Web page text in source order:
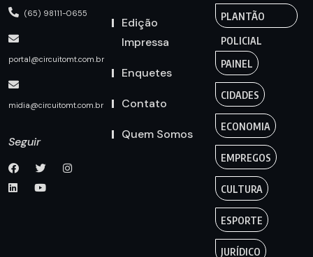
(65) 98111-0655
portal@circuitomt.com.br
midia@circuitomt.com.br
Seguir
Edição
Impressa
Enquetes
Contato
Quem Somos
PLANTÃO
POLICIAL
PAINEL
CIDADES
ECONOMIA
EMPREGOS
CULTURA
ESPORTE
JURÍDICO